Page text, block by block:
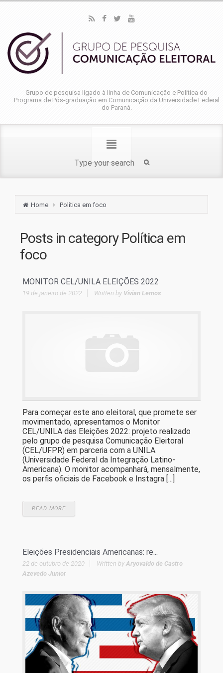
Grupo de pesquisa ligado à linha de Comunicação e Política do
Programa de Pós-graduação em Comunicação da Universidade Federal
do Paraná.
Home Política em foco
Posts in category Política em
foco
MONITOR CEL/UNILA ELEIÇÕES 2022
19 de janeiro de 2022 Written by Vivian Lemos
Para começar este ano eleitoral, que promete ser
movimentado, apresentamos o Monitor
CEL/UNILA das Eleições 2022: projeto realizado
pelo grupo de pesquisa Comunicação Eleitoral
(CEL/UFPR) em parceria com a UNILA
(Universidade Federal da Integração Latino-
Americana). O monitor acompanhará, mensalmente,
os perfis oficiais de Facebook e Instagra [...]
READ MORE
Eleições Presidenciais Americanas: re...
22 de outubro de 2020 Written by Aryovaldo de Castro
Azevedo Junior